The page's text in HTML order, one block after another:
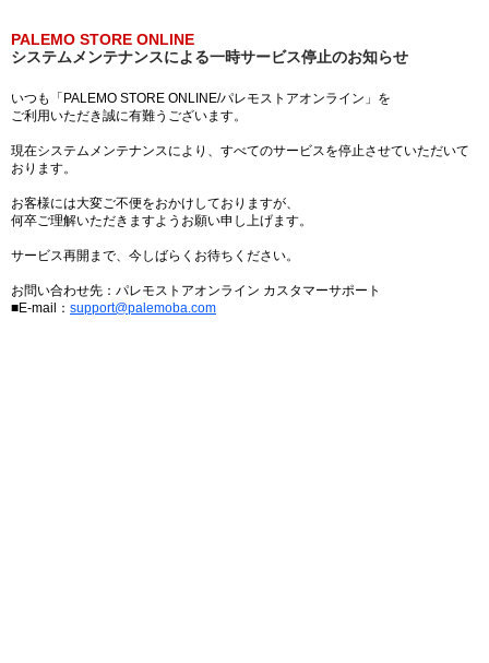
PALEMO STORE ONLINE
システムメンテナンスによる一時サービス停止のお知らせ
いつも「PALEMO STORE ONLINE/パレモストアオンライン」を
ご利用いただき誠に有難うございます。
現在システムメンテナンスにより、すべてのサービスを停止させていただいて
おります。
お客様には大変ご不便をおかけしておりますが、
何卒ご理解いただきますようお願い申し上げます。
サービス再開まで、今しばらくお待ちください。
お問い合わせ先：パレモストアオンライン カスタマーサポート
■E-mail： support@palemoba.com